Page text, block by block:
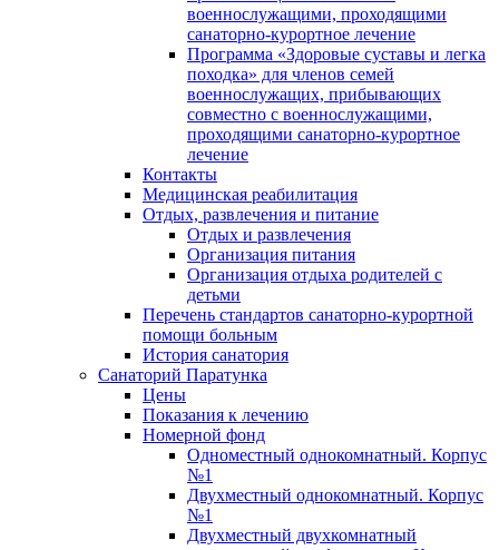
военнослужащими, проходящими
санаторно-курортное лечение
Программа «Здоровые суставы и легка
походка» для членов семей
военнослужащих, прибывающих
совместно с военнослужащими,
проходящими санаторно-курортное
лечение
Контакты
Медицинская реабилитация
Отдых, развлечения и питание
Отдых и развлечения
Организация питания
Организация отдыха родителей с
детьми
Перечень стандартов санаторно-курортной
помощи больным
История санатория
Санаторий Паратунка
Цены
Показания к лечению
Номерной фонд
Одноместный однокомнатный. Корпус
№1
Двухместный однокомнатный. Корпус
№1
Двухместный двухкомнатный